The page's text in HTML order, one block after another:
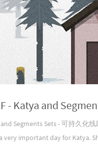
- Katya and
and Segments Sets - 可持久
important day for Katya.